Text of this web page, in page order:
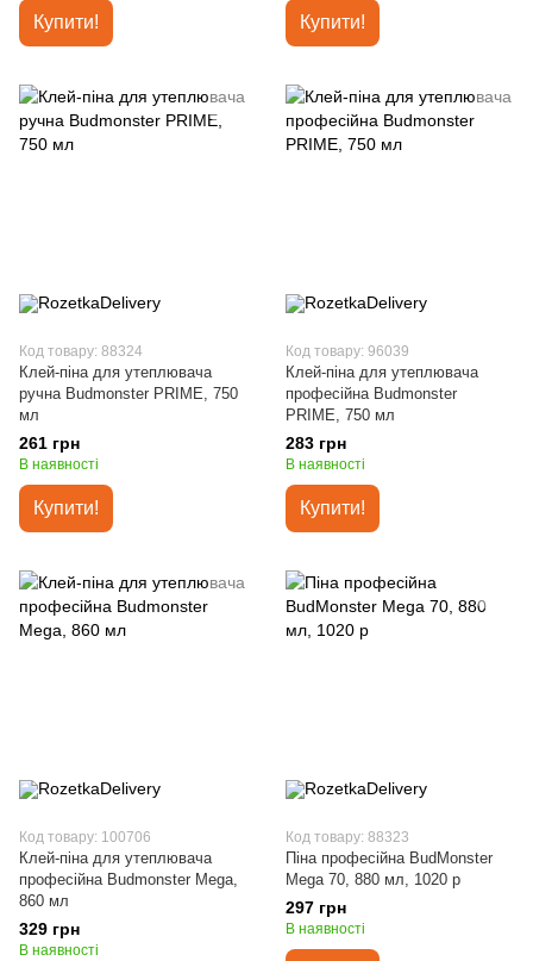
Купити! Купити!
Код товару: 88324
Клей-піна для утеплювача
ручна Budmonster PRIME, 750
мл
261 грн
В наявності
Купити!
Код товару: 96039
Клей-піна для утеплювача
професійна Budmonster
PRIME, 750 мл
283 грн
В наявності
Купити!
Код товару: 100706
Клей-піна для утеплювача
професійна Budmonster Mega,
860 мл
329 грн
В наявності
Код товару: 88323
Піна професійна BudMonster
Mega 70, 880 мл, 1020 р
297 грн
В наявності